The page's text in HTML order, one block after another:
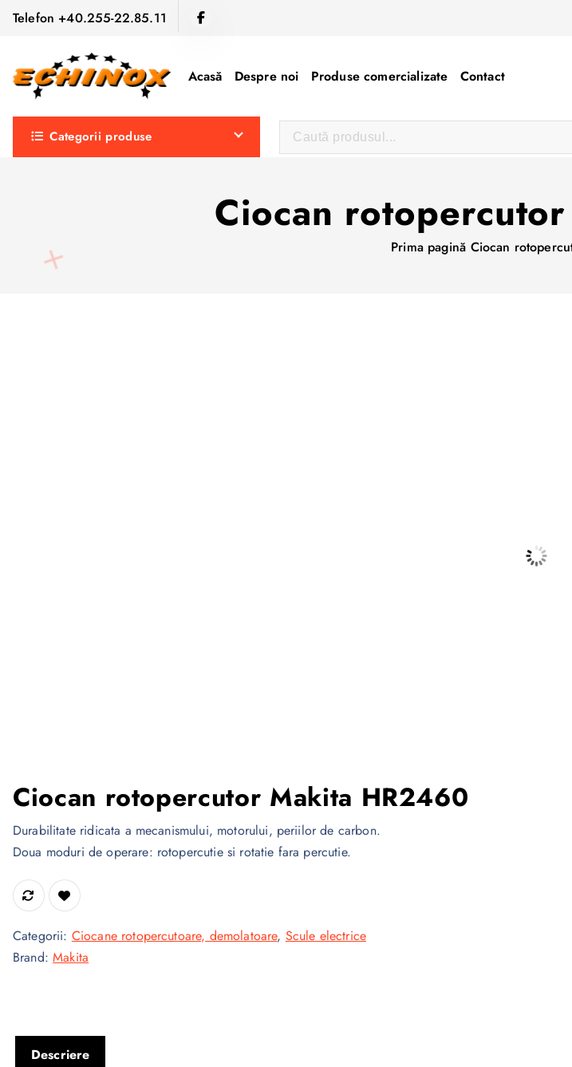
Telefon +40.255-22.85.11
Acasă Despre noi Produse comercializate Contact
Categorii produse
Ciocan
Prima pagină Ciocan
Ciocan rotopercutor Makita HR2460
Durabilitate ridicata a mecanismului, motorului, periilor de carbon.
Doua moduri de operare: rotopercutie si rotatie fara percutie.
Categorii: Ciocane rotopercutoare, demolatoare, Scule electrice
Brand:Makita
Descriere